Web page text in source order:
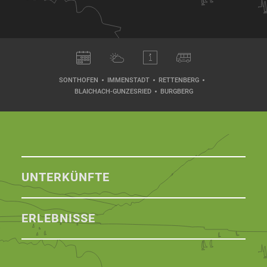
SONTHOFEN IMMENSTADT
RETTENBERG
BLAICHACH-GUNZESRIED
BURGBERG
UNTERKÜNFTE
ERLEBNISSE